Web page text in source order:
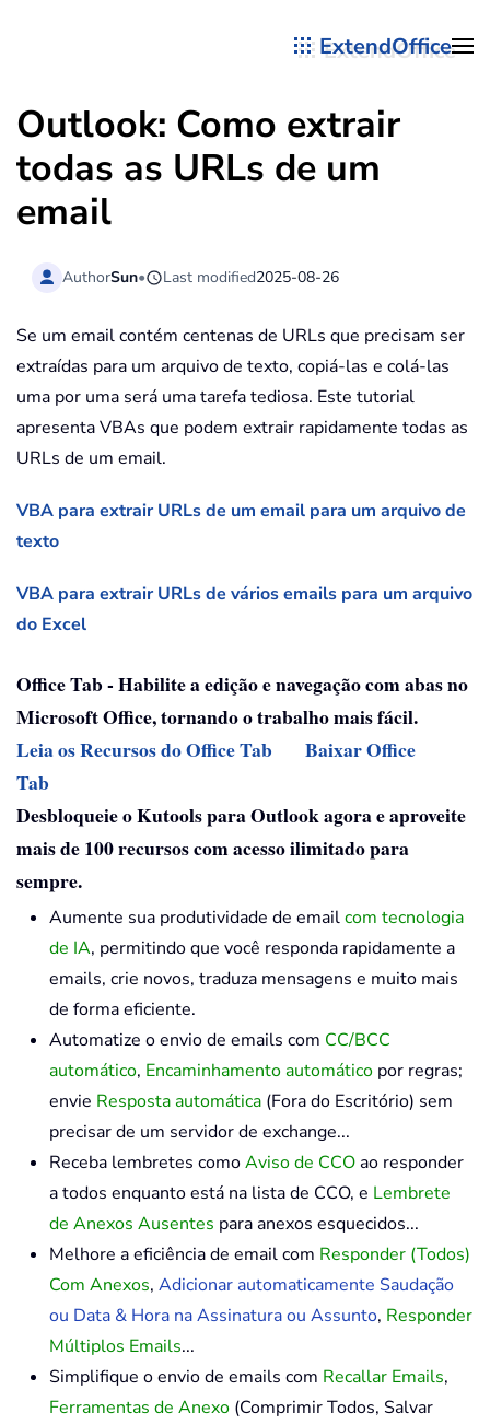
ExtendOffice
Outlook: Como extrair
todas as URLs de um
email
AuthorSun• Last modified2025-08-26
Se um email contém centenas de URLs que precisam ser
extraídas para um arquivo de texto, copiá-las e colá-las
uma por uma será uma tarefa tediosa. Este tutorial
apresenta VBAs que podem extrair rapidamente todas as
URLs de um email.
VBA para extrair URLs de um email para um arquivo de
texto
VBA para extrair URLs de vários emails para um arquivo
do Excel
Office Tab - Habilite a edição e navegação com abas no
Microsoft Office, tornando o trabalho mais fácil.
Leia os Recursos do Office Tab
Baixar Office
Tab
Desbloqueie o Kutools para Outlook agora e aproveite
mais de 100 recursos com acesso ilimitado para
sempre.
Aumente sua produtividade de emailcom tecnologia
de IA, permitindo que você responda rapidamente a
emails, crie novos, traduza mensagens e muito mais
de forma eficiente.
Automatize o envio de emails com CC/BCC
automático, Encaminhamento automático por regras;
envie Resposta automática (Fora do Escritório) sem
precisar de um servidor de exchange...
Receba lembretes comoAviso de CCOao responder
a todos enquanto está na lista de CCO, e Lembrete
de Anexos Ausentes para anexos esquecidos...
Melhore a eficiência de email com Responder (Todos)
Com Anexos, Adicionar automaticamente Saudação
ou Data & Hora na Assinatura ou Assunto, Responder
Múltiplos Emails...
Simplifique o envio de emails com Recallar Emails,
Ferramentas de Anexo (Comprimir Todos, Salvar